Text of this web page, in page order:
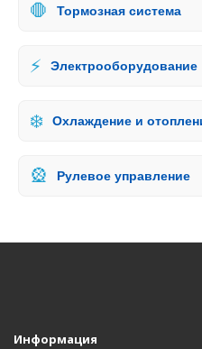
🛑 Тормозная система
⚡ Электрооборудование
❄️ Охлаждение и
🎡 Рулевое управление
Информация